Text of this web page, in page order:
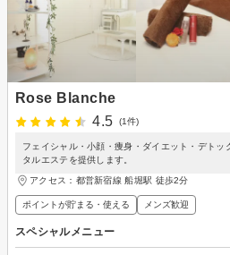
Rose Blanche
4.5
(1件)
フェイシャル・小顔・痩身・ダイエット・デトッ
タルエステを提供します。
アクセス：都営新宿線 船堀駅 徒歩2分
ポイントが貯まる・使える メンズ歓迎
スペシャルメニュー